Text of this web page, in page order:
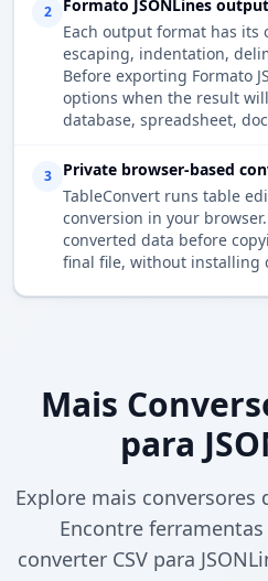
2
Formato JSONLines
Each output format has its
escaping, indentation,
Before exporting Formato
options when the result
database, spreadsheet,
3
Private browser-based
TableConvert runs table
conversion in your
converted data before
final file, without installing
Mais
para
Explore mais conversores
Encontre
converter CSV para